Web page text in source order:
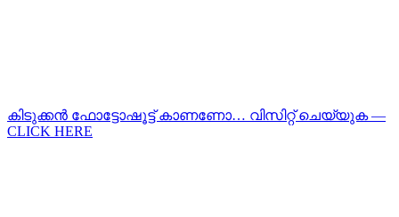
കിടുക്കന്‍ ഫോട്ടോഷൂട്ട്‌ കാണണോ… വിസിറ്റ് ചെയ്യുക —
CLICK HERE